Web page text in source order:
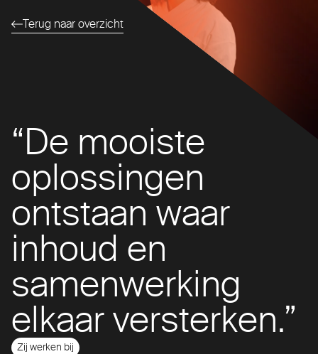
Terug naar overzicht
“De mooiste
oplossingen
ontstaan waar
inhoud en
samenwerking
elkaar versterken.”
Zij werken bij